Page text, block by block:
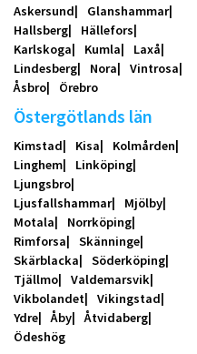
Askersund
Glanshammar
Hallsberg
Hällefors
Karlskoga
Kumla
Laxå
Lindesberg
Nora
Vintrosa
Åsbro
Örebro
Östergötlands län
Kimstad Kisa
Kolmården
Linghem
Linköping
Ljungsbro
Ljusfallshammar
Mjölby
Motala
Norrköping
Rimforsa
Skänninge
Skärblacka
Söderköping
Tjällmo
Valdemarsvik
Vikbolandet
Vikingstad
Ydre
Åby
Åtvidaberg
Ödeshög